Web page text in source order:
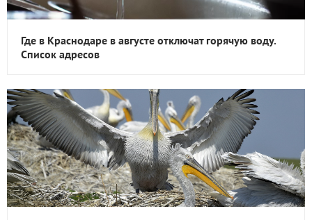
Где в Краснодаре в августе отключат горячую воду.
Список адресов